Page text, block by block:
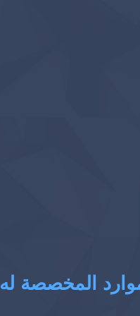
المخصصة له